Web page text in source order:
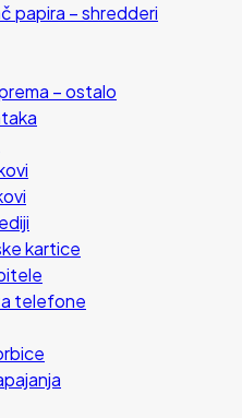
papira – shredderi
– ostalo
kartice
telefone